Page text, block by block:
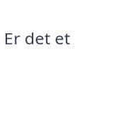
det et